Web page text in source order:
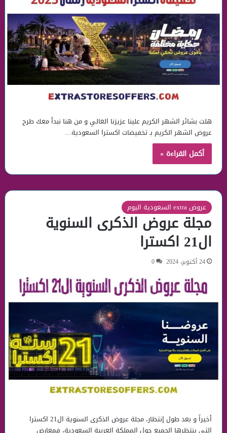
هلت بشائر الشهر الكريم علينا عزيزنا الغالي و من هنا نبدأ معك طرح
عروض الشهر الكريم بـ تخفيضات اكسترا السعودية…
أكمل القراءة »
عروض extra السعودية اليوم
مجلة عروض الذكرى السنوية
ال21 اكسترا
24 أكتوبر، 2024 0
أخيراً و بعد طول إنتظار، مجلة عروض الذكرى السنوية ال21 اكسترا
التى ينتظرها الجميع حول المملكة العربية السعودية، فمعارض